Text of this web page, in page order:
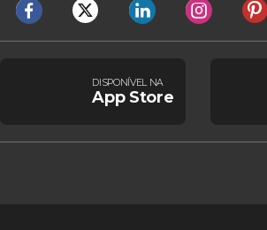
DISPONÍVEL NA
App Store